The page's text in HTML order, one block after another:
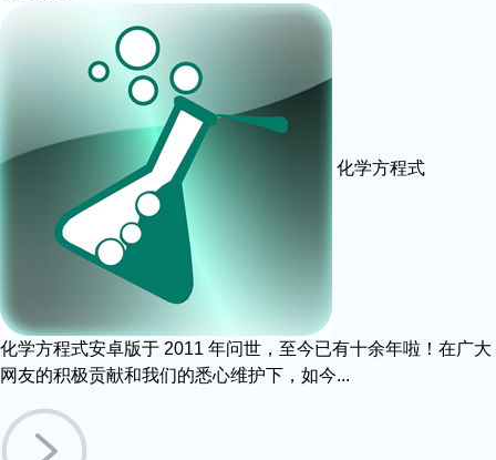
化学方程式
化学方程式安卓版于 2011 年问世，至今已有十余年啦！在广大
网友的积极贡献和我们的悉心维护下，如今...